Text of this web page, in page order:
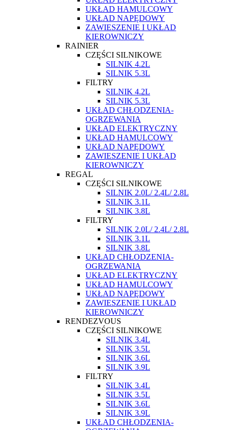
UKŁAD HAMULCOWY
UKŁAD NAPĘDOWY
ZAWIESZENIE I UKŁAD
KIEROWNICZY
RAINIER
CZĘŚCI SILNIKOWE
SILNIK 4.2L
SILNIK 5.3L
FILTRY
SILNIK 4.2L
SILNIK 5.3L
UKŁAD CHŁODZENIA-
OGRZEWANIA
UKŁAD ELEKTRYCZNY
UKŁAD HAMULCOWY
UKŁAD NAPĘDOWY
ZAWIESZENIE I UKŁAD
KIEROWNICZY
REGAL
CZĘŚCI SILNIKOWE
SILNIK 2.0L/ 2.4L/ 2.8L
SILNIK 3.1L
SILNIK 3.8L
FILTRY
SILNIK 2.0L/ 2.4L/ 2.8L
SILNIK 3.1L
SILNIK 3.8L
UKŁAD CHŁODZENIA-
OGRZEWANIA
UKŁAD ELEKTRYCZNY
UKŁAD HAMULCOWY
UKŁAD NAPĘDOWY
ZAWIESZENIE I UKŁAD
KIEROWNICZY
RENDEZVOUS
CZĘŚCI SILNIKOWE
SILNIK 3.4L
SILNIK 3.5L
SILNIK 3.6L
SILNIK 3.9L
FILTRY
SILNIK 3.4L
SILNIK 3.5L
SILNIK 3.6L
SILNIK 3.9L
UKŁAD CHŁODZENIA-